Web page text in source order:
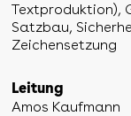
Textproduktion),
Satzbau,
Zeichensetzung
Leitung
Amos Kaufmann